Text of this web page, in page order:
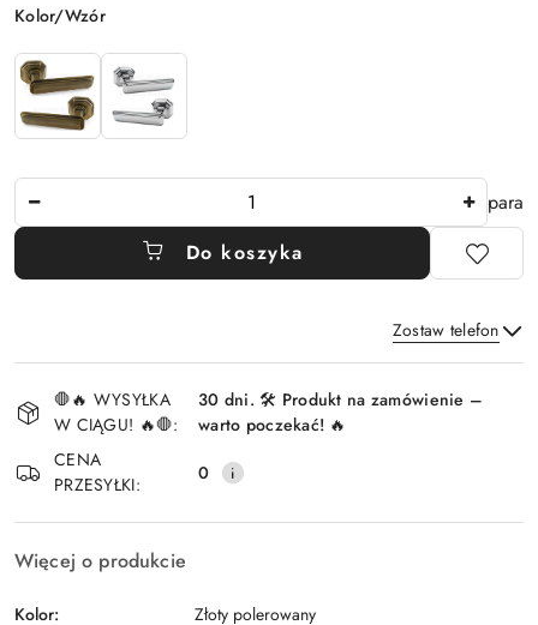
Wariant
Kolor/Wzór
para
Do koszyka
Zostaw telefon
Wyślij
i
dostawa
🛑🔥 WYSYŁKA
W CIĄGU! 🔥🛑:
30 dni. 🛠️ Produkt na zamówienie –
warto poczekać! 🔥
CENA
PRZESYŁKI:
0
Więcej o produkcie
Kolor:
Złoty polerowany